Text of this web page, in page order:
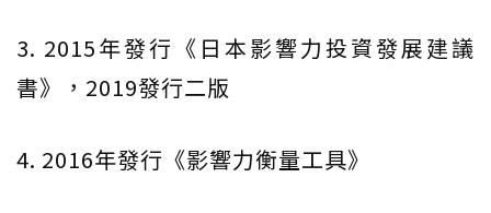
3. 2015年發行《日本影響力投資發展建議
書》，2019發行二版
4. 2016年發行《影響力衡量工具》